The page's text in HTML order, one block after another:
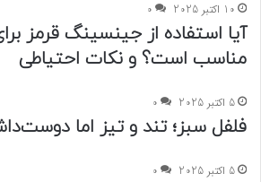
10 اکتبر 2025 0
آیا استفاده از جینسینگ قرمز
مناسب است؟ و نکات احتیاطی
5 اکتبر 2025 0
فلفل سبز؛ تند و تیز اما
5 اکتبر 2025 0